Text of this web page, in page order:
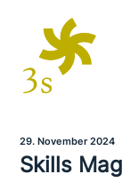
29. November 2024
Skills